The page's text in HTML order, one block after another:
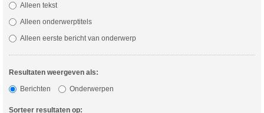
Alleen tekst
Alleen onderwerptitels
Alleen eerste bericht van onderwerp
Resultaten weergeven als:
Berichten
Onderwerpen
Sorteer resultaten op: